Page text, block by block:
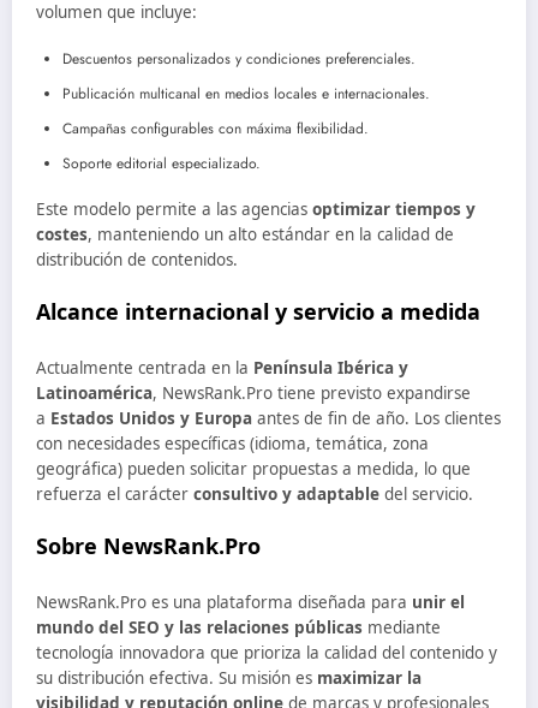
volumen que incluye:
Descuentos personalizados y condiciones preferenciales.
Publicación multicanal en medios locales e internacionales.
Campañas configurables con máxima flexibilidad.
Soporte editorial especializado.
Este modelo permite a las agencias optimizar tiempos y
costes, manteniendo un alto estándar en la calidad de
distribución de contenidos.
Alcance internacional y servicio a medida
Actualmente centrada en la Península Ibérica y
Latinoamérica, NewsRank.Pro tiene previsto expandirse
a Estados Unidos y Europa antes de fin de año. Los clientes
con necesidades específicas (idioma, temática, zona
geográfica) pueden solicitar propuestas a medida, lo que
refuerza el carácter consultivo y adaptable del servicio.
Sobre NewsRank.Pro
NewsRank.Pro es una plataforma diseñada para unir el
mundo del SEO y las relaciones públicas mediante
tecnología innovadora que prioriza la calidad del contenido y
su distribución efectiva. Su misión es maximizar la
visibilidad y reputación online de marcas y profesionales